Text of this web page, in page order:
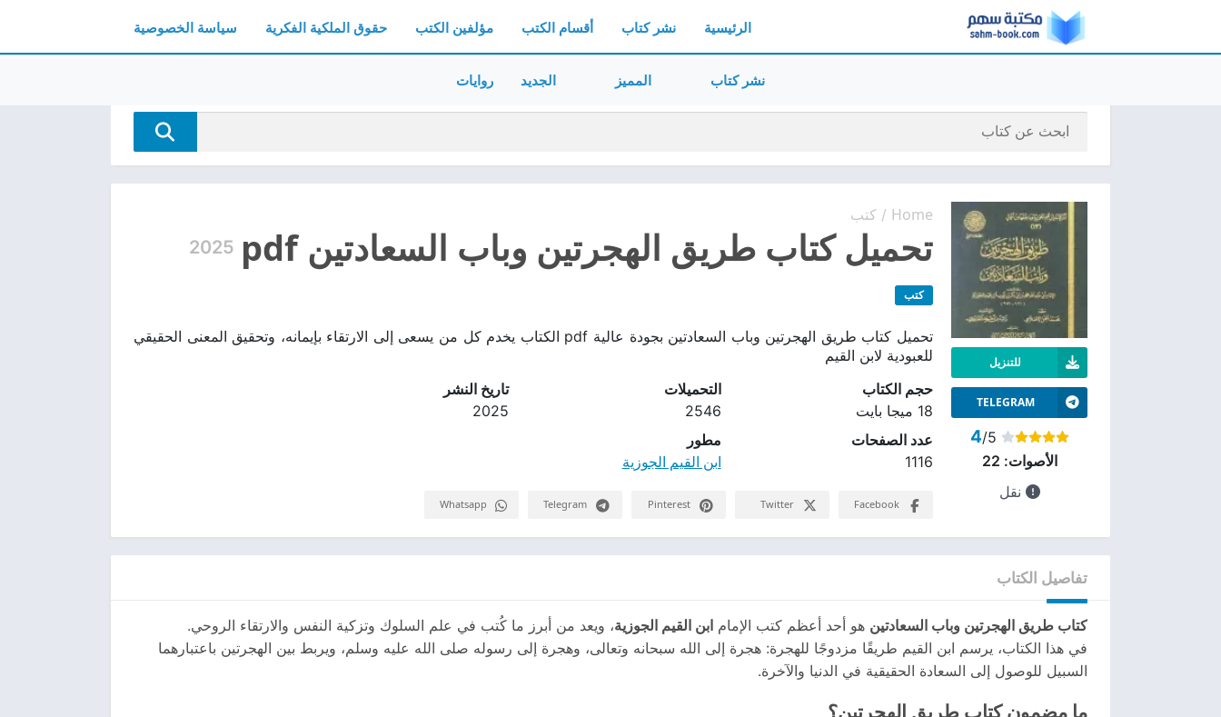
الرئيسية نشر كتاب أقسام الكتب مؤلفين الكتب حقوق الملكية الفكرية سياسة الخصوصية
نشر كتاب المميز الجديد روايات
Home
/ كتب
تحميل كتاب طريق الهجرتين وباب السعادتين pdf 2025
كتب
تحميل كتاب طريق الهجرتين وباب السعادتين بجودة عالية pdf الكتاب يخدم كل من يسعى إلى الارتقاء بإيمانه، وتحقيق المعنى الحقيقي
للعبودية لابن القيم
للتنزيل
TELEGRAM
4/5
الأصوات: 22
نقل
حجم الكتاب
18 ميجا بايت
التحميلات
2546
تاريخ النشر
2025
عدد الصفحات
1116
مطور
ابن القيم الجوزية
Facebook
Twitter
Pinterest
Telegram
Whatsapp
تفاصيل الكتاب
كتاب طريق الهجرتين وباب السعادتين هو أحد أعظم كتب الإمام ابن القيم الجوزية، ويعد من أبرز ما كُتب في علم السلوك وتزكية النفس والارتقاء الروحي.
في هذا الكتاب، يرسم ابن القيم طريقًا مزدوجًا للهجرة: هجرة إلى الله سبحانه وتعالى، وهجرة إلى رسوله صلى الله عليه وسلم، ويربط بين الهجرتين باعتبارهما
السبيل للوصول إلى السعادة الحقيقية في الدنيا والآخرة.
ما مضمون كتاب طريق الهجرتين؟